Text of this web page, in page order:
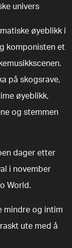
univers
øyeblikk i
komponisten et
på skogsrave,
øyeblikk,
og stemmen
dager etter
i november
World.
mindre og intim
ute med å